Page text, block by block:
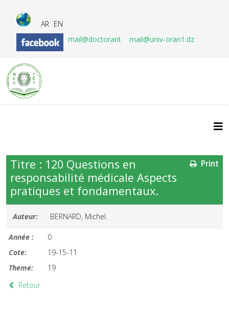
AR EN
mail@doctorant
mail@univ-oran1.dz
Print
Titre : 120 Questions en
responsabilité médicale Aspects
pratiques et fondamentaux.
Auteur: BERNARD, Michel.
Année :
0
Cote:
19-15-11
Theme:
19
Retour